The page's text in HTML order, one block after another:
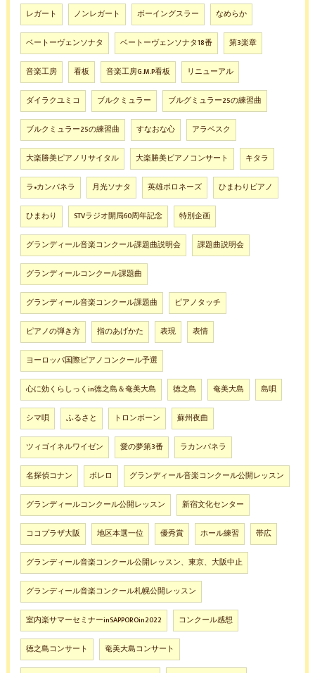
レガート ノンレガート ボーイングスラー なめらか
ベートーヴェンソナタ ベートーヴェンソナタ18番 第3楽章
音楽工房 看板 音楽工房G.M.P看板 リニューアル
ダイラクユミコ ブルクミュラー ブルグミュラー25の練習曲
ブルクミュラー25の練習曲 すなおな心 アラベスク
大楽勝美ピアノリサイタル 大楽勝美ピアノコンサート キタラ
ラ•カンパネラ 月光ソナタ 英雄ポロネーズ ひまわりピアノ
ひまわり STVラジオ開局60周年記念 特別企画
グランディール音楽コンクール課題曲説明会 課題曲説明会
グランディールコンクール課題曲
グランディール音楽コンクール課題曲 ピアノタッチ
ピアノの弾き方 指のあげかた 表現 表情
ヨーロッパ国際ピアノコンクール予選
心に効くらしっくin徳之島＆奄美大島 徳之島 奄美大島 島唄
シマ唄 ふるさと トロンボーン 蘇州夜曲
ツィゴイネルワイゼン 愛の夢第3番 ラカンパネラ
名探偵コナン ボレロ グランディール音楽コンクール公開レッスン
グランディールコンクール公開レッスン 新宿文化センター
ココプラザ大阪 地区本選一位 優秀賞 ホール練習 帯広
グランディール音楽コンクール公開レッスン、東京、大阪中止
グランディール音楽コンクール札幌公開レッスン
室内楽サマーセミナーinSAPPOROin2022 コンクール感想
徳之島コンサート 奄美大島コンサート